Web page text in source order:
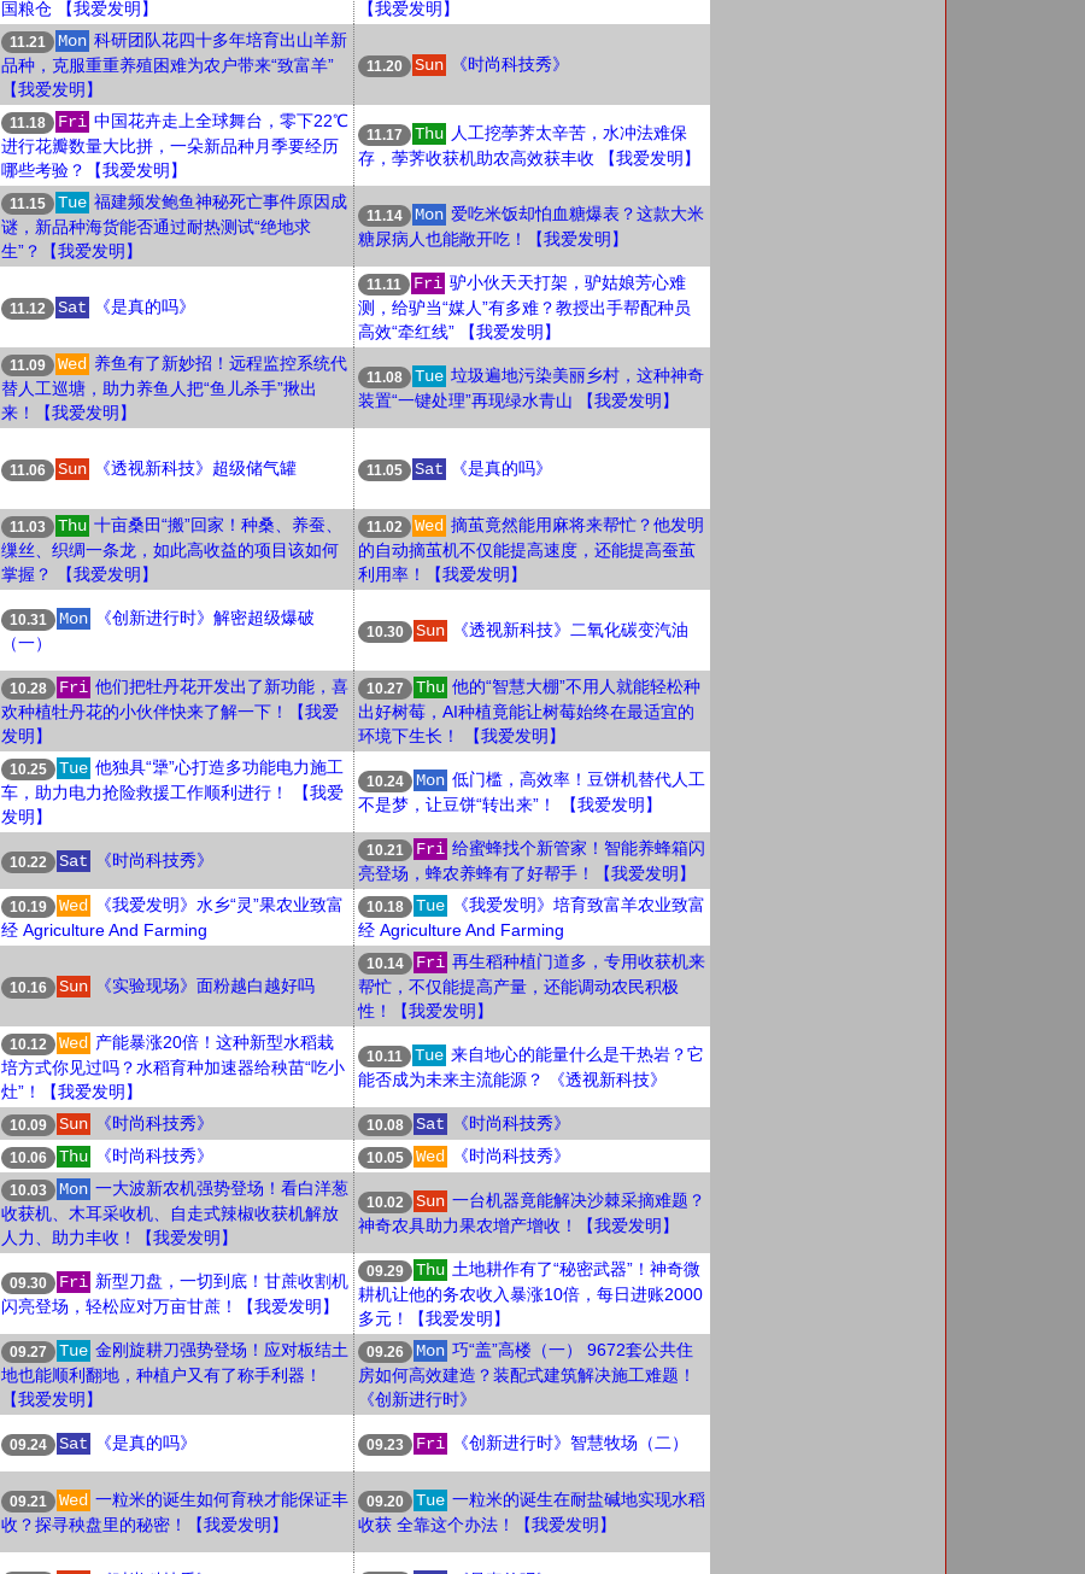
国粮仓 【我爱发明】
【我爱发明】
11.21 Mon 科研团队花四十多年培育出山羊新
品种，克服重重养殖困难为农户带来“致富羊”
【我爱发明】
11.20 Sun 《时尚科技秀》
11.18 Fri 中国花卉走上全球舞台，零下22℃
进行花瓣数量大比拼，一朵新品种月季要经历
哪些考验？【我爱发明】
11.17 Thu 人工挖荸荠太辛苦，水冲法难保
存，荸荠收获机助农高效获丰收 【我爱发明】
11.15 Tue 福建频发鲍鱼神秘死亡事件原因成
谜，新品种海货能否通过耐热测试“绝地求
生”？【我爱发明】
11.14 Mon 爱吃米饭却怕血糖爆表？这款大米
糖尿病人也能敞开吃！【我爱发明】
11.12 Sat 《是真的吗》
11.11 Fri 驴小伙天天打架，驴姑娘芳心难
测，给驴当“媒人”有多难？教授出手帮配种员
高效“牵红线” 【我爱发明】
11.09 Wed 养鱼有了新妙招！远程监控系统代
替人工巡塘，助力养鱼人把“鱼儿杀手”揪出
来！【我爱发明】
11.08 Tue 垃圾遍地污染美丽乡村，这种神奇
装置“一键处理”再现绿水青山 【我爱发明】
11.06 Sun 《透视新科技》超级储气罐 11.05 Sat 《是真的吗》
11.03 Thu 十亩桑田“搬”回家！种桑、养蚕、
缫丝、织绸一条龙，如此高收益的项目该如何
掌握？ 【我爱发明】
11.02 Wed 摘茧竟然能用麻将来帮忙？他发明
的自动摘茧机不仅能提高速度，还能提高蚕茧
利用率！【我爱发明】
10.31 Mon
《创新进行时》解密超级爆破
（一）
10.30 Sun 《透视新科技》二氧化碳变汽油
10.28 Fri 他们把牡丹花开发出了新功能，喜
欢种植牡丹花的小伙伴快来了解一下！【我爱
发明】
10.27 Thu 他的“智慧大棚”不用人就能轻松种
出好树莓，AI种植竟能让树莓始终在最适宜的
环境下生长！ 【我爱发明】
10.25 Tue 他独具“犟”心打造多功能电力施工
车，助力电力抢险救援工作顺利进行！ 【我爱
发明】
10.24 Mon 低门槛，高效率！豆饼机替代人工
不是梦，让豆饼“转出来”！ 【我爱发明】
10.22 Sat 《时尚科技秀》
10.21 Fri 给蜜蜂找个新管家！智能养蜂箱闪
亮登场，蜂农养蜂有了好帮手！【我爱发明】
10.19 Wed
《我爱发明》水乡“灵”果农业致富
经 Agriculture And Farming
10.18 Tue
《我爱发明》培育致富羊农业致富
经 Agriculture And Farming
10.16 Sun 《实验现场》面粉越白越好吗
10.14 Fri 再生稻种植门道多，专用收获机来
帮忙，不仅能提高产量，还能调动农民积极
性！【我爱发明】
10.12 Wed 产能暴涨20倍！这种新型水稻栽
培方式你见过吗？水稻育种加速器给秧苗“吃小
灶”！【我爱发明】
10.11 Tue 来自地心的能量什么是干热岩？它
能否成为未来主流能源？ 《透视新科技》
10.09 Sun 《时尚科技秀》 10.08 Sat 《时尚科技秀》
10.06 Thu 《时尚科技秀》 10.05 Wed 《时尚科技秀》
10.03 Mon 一大波新农机强势登场！看白洋葱
收获机、木耳采收机、自走式辣椒收获机解放
人力、助力丰收！【我爱发明】
10.02 Sun 一台机器竟能解决沙棘采摘难题？
神奇农具助力果农增产增收！【我爱发明】
09.30 Fri 新型刀盘，一切到底！甘蔗收割机
闪亮登场，轻松应对万亩甘蔗！【我爱发明】
09.29 Thu 土地耕作有了“秘密武器”！神奇微
耕机让他的务农收入暴涨10倍，每日进账2000
多元！【我爱发明】
09.27 Tue 金刚旋耕刀强势登场！应对板结土
地也能顺利翻地，种植户又有了称手利器！
【我爱发明】
09.26 Mon 巧“盖”高楼（一） 9672套公共住
房如何高效建造？装配式建筑解决施工难题！
《创新进行时》
09.24 Sat 《是真的吗》 09.23 Fri 《创新进行时》智慧牧场（二）
09.21 Wed 一粒米的诞生如何育秧才能保证丰
收？探寻秧盘里的秘密！【我爱发明】
09.20 Tue 一粒米的诞生在耐盐碱地实现水稻
收获 全靠这个办法！【我爱发明】